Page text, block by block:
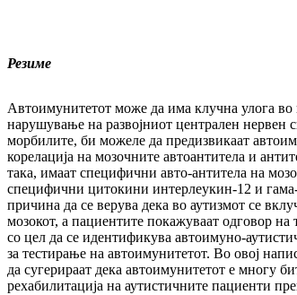
Резиме
Автоимунитетот може да има клучна улога во
нарушување на развојниот централен нервен
морбилите, би можеле да предизвикаат
корелација на мозочните автоантитела и
така, имаат специфични авто-антитела на
специфични цитокини интерлеукин-12 и
причина да се верува дека во аутизмот се
мозокот, а пациентите покажуваат одговор
со цел да се идентификува автоимуно-
за тестирање на автоимунитетот. Во овој
да сугерираат дека автоимунитетот е многу
рехабилитација на аутистичните пациенти